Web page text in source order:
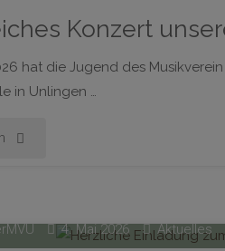
Konzert
hat die Jugend des
in Unlingen …
"Erfolgreiches
4. Mai 2026 Aktuelles